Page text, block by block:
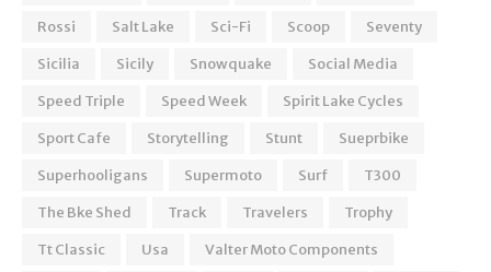
Rossi
Salt Lake Sci-Fi Scoop
Seventy
Sicilia
Sicily Snowquake
Social Media
Speed Triple
Speed Week
Spirit Lake Cycles
Sport Cafe
Storytelling Stunt
Sueprbike
Superhooligans
Supermoto Surf
T300
The Bke Shed
Track Travelers
Trophy
Tt Classic
Usa
Valter Moto Components